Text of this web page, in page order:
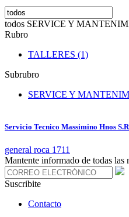
todos SERVICE Y
Rubro
TALLERES (1)
Subrubro
SERVICE Y
Servicio Tecnico Massimino Hnos
general roca 1711
Mantente informado de todas las
Suscribite
Contacto